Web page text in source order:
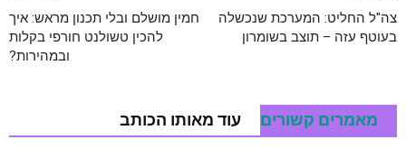
צה"ל החליט: המערכת שנכשלה
בעוטף עזה – תוצב בשומרון
חמין מושלם ובלי תכנון מראש: איך
להכין טשולנט חורפי בקלות
ובמהירות?
מאמרים קשורים עוד מאותו הכותב